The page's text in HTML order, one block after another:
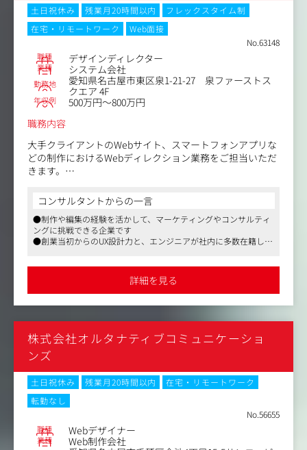
https://www.i-studio.co.jp/creative/
土日祝休み 残業月20時間以内
フレックスタイム制
在宅・リモートワーク
Web面接
No.63148
職種 デザインディレクター
業種 システム会社
勤務地
愛知県名古屋市東区泉1-21-27 泉ファーストス
クエア 4F
年収例
500万円～800万円
職務内容
大手クライアントのWebサイト、スマートフォンアプリな
どの制作におけるWebディレクション業務をご担当いただ
きます。
となります。
①ナショナルクライアントの案件担当
②大手ゲーム会社専属の担当
＜具体的な業務内容＞
・クライアントに対する施策、企画などの提案業務
・新規ビジネス獲得に向けた営業サポート業務など
＜主な実績＞
https://www.fenrir-inc.com/jp/works/
＜社内体制から見る同社の強み＞
同社は人や社会の役に立つアイデア、それを実現するため
の方法など、新しいものをつくるためのさまざまな”Ho
w”を持つ、デザインのプロフェッショナル集団です。その
コンサルタントからの一言
●制作や編集の経験を活かして、マーケティングやコンサルティ
ングに挑戦できる企業です
●創業当初からのUX設計力と、エンジニアが社内に多数在籍して
成長にまで関われる機会がございます
詳細を見る
株式会社オルタナティブコミュニケーショ
ンズ
土日祝休み 残業月20時間以内
在宅・リモートワーク
転勤なし
No.56655
職種 Webデザイナー
業種
Web制作会社